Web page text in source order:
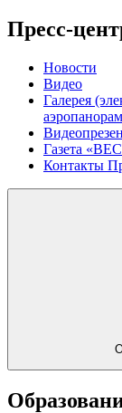
Пресс-
Новости
Видео
Галерея
Газета
Контакты